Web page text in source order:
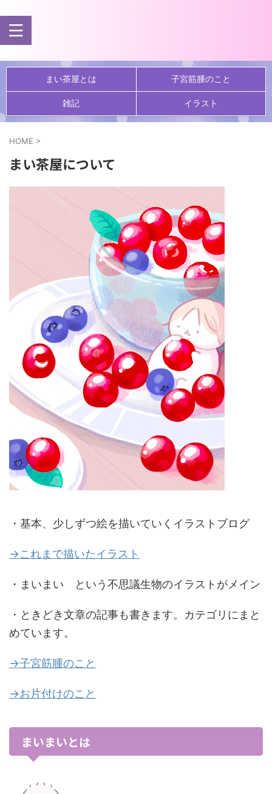
まい茶屋とは 子宮筋腫のこと
雑記 イラスト
HOME >
まい茶屋について
・基本、少しずつ絵を描いていくイラストブログ
→これまで描いたイラスト
・まいまい という不思議生物のイラストがメイン
・ときどき文章の記事も書きます。カテゴリにまと
めています。
→子宮筋腫のこと
→お片付けのこと
まいまいとは